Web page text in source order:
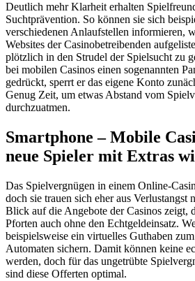
Deutlich mehr Klarheit erhalten
Suchtprävention. So können sie sich
verschiedenen Anlaufstellen informieren,
Websites der Casinobetreibenden
plötzlich in den Strudel der Spielsucht zu
bei mobilen Casinos einen sogenannten
gedrückt, sperrt er das eigene Konto
Genug Zeit, um etwas Abstand vom
durchzuatmen.
Smartphone – Mobile
neue Spieler mit Extras
Das Spielvergnügen in einem Online-
doch sie trauen sich eher aus
Blick auf die Angebote der Casinos zeigt,
Pforten auch ohne den Echtgeldeinsatz.
beispielsweise ein virtuelles Guthaben
Automaten sichern. Damit können keine
werden, doch für das ungetrübte
sind diese Offerten optimal.